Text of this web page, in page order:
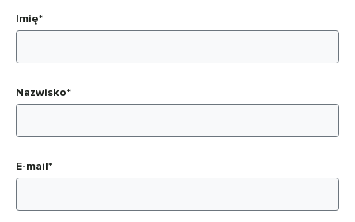
Imię*
Nazwisko*
E-mail*